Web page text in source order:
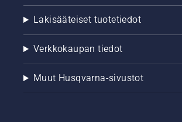
Lakisääteiset tuotetiedot
Verkkokaupan tiedot
Muut Husqvarna-sivustot